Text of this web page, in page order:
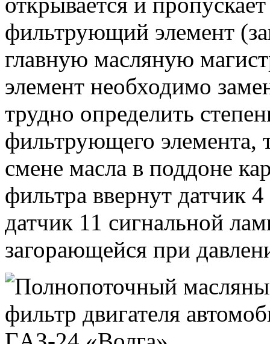
фильтрующий элемент
главную масляную
элемент необходимо
трудно определить
фильтрующего элемента,
смене масла в поддоне
фильтра ввернут датчик
датчик 11 сигнальной
загорающейся при